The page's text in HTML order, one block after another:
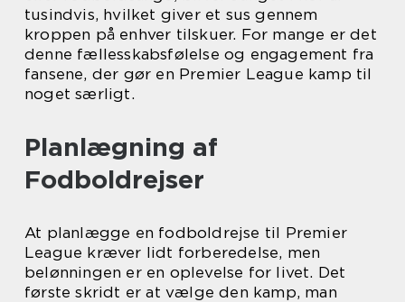
tusindvis, hvilket giver et sus gennem
kroppen på enhver tilskuer. For mange er det
denne fællesskabsfølelse og engagement fra
fansene, der gør en Premier League kamp til
noget særligt.
Planlægning af
Fodboldrejser
At planlægge en fodboldrejse til Premier
League kræver lidt forberedelse, men
belønningen er en oplevelse for livet. Det
første skridt er at vælge den kamp, man